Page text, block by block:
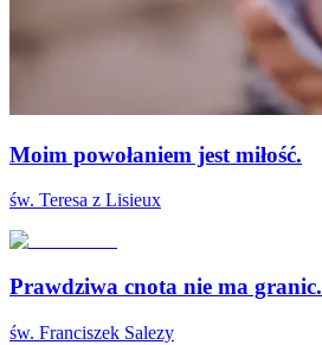
Moim powołaniem jest miłość.
św. Teresa z Lisieux
Prawdziwa cnota nie ma granic.
św. Franciszek Salezy